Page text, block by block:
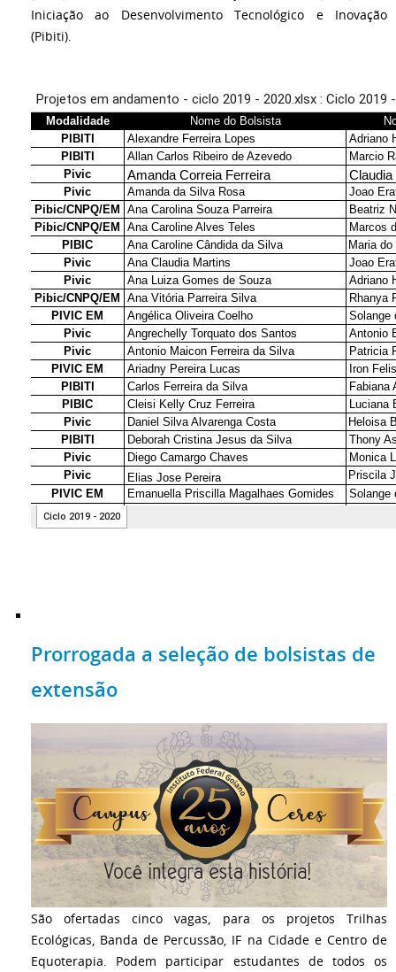
Iniciação ao Desenvolvimento Tecnológico e Inovação
(Pibiti).
Prorrogada a seleção de bolsistas de
extensão
São ofertadas cinco vagas, para os projetos Trilhas
Ecológicas, Banda de Percussão, IF na Cidade e Centro de
Equoterapia. Podem participar estudantes de todos os